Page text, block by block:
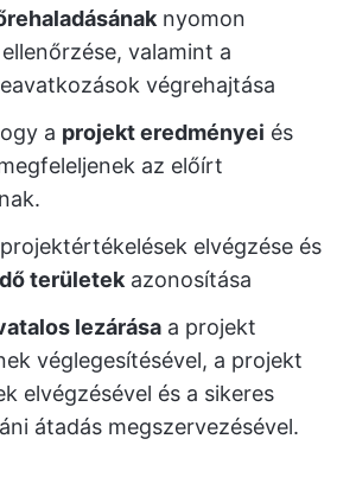
nyomon
valamint a
végrehajtása
a projekt eredményei és
az előírt
elvégzése és
területek azonosítása
lezárása a projekt
véglegesítésével, a projekt
elvégzésével és a sikeres
átadás megszervezésével.